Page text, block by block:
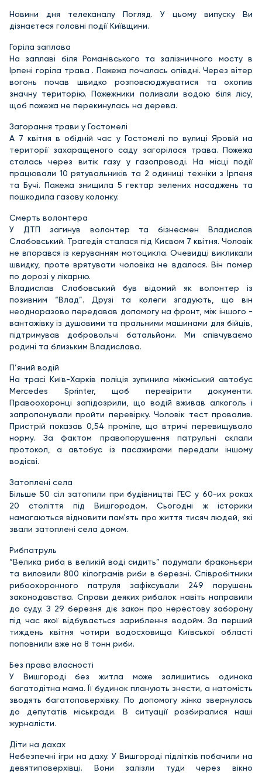
Новини дня телеканалу Погляд. У цьому випуску Ви
дізнаєтеся головні події Київщини.
Горіла заплава
На заплаві біля Романівського та залізничного мосту в
Ірпені горіла трава . Пожежа почалась опівдні. Через вітер
вогонь почав швидко розповсюджуватися та охопив
значну територію. Пожежники поливали водою біля лісу,
щоб пожежа не перекинулась на дерева.
Загорання трави у Гостомелі
А 7 квітня в обідній час у Гостомелі по вулиці Яровій на
території захаращеного саду загорілася трава. Пожежа
сталась через витік газу у газопроводі. На місці події
працювали 10 рятувальників та 2 одиниці техніки з Ірпеня
та Бучі. Пожежа знищила 5 гектар зелених насаджень та
пошкодила газову колонку.
Смерть волонтера
У ДТП загинув волонтер та бізнесмен Владислав
Слабовський. Трагедія сталася під Києвом 7 квітня. Чоловік
не впорався із керуванням мотоцикла. Очевидці викликали
швидку, проте врятувати чоловіка не вдалося. Він помер
по дорозі у лікарню.
Владислав Слабовський був відомий як волонтер із
позивним “Влад”. Друзі та колеги згадують, що він
неодноразово передавав допомогу на фронт, між іншого -
вантажівку із душовими та пральними машинами для бійців,
підтримував добровольчі батальйони. Ми співчуваємо
родині та близьким Владислава.
П’яний водій
На трасі Київ-Харків поліція зупинила міжміський автобус
Mercedes Sprinter, щоб перевірити документи.
Правоохоронці запідозрили, що водій вживав алкоголь і
запропонували пройти перевірку. Чоловік тест провалив.
Пристрій показав 0,54 проміле, що втричі перевищувало
норму. За фактом правопорушення патрульні склали
протокол, а автобус із пасажирами передали іншому
водієві.
Затоплені села
Більше 50 сіл затопили при будівництві ГЕС у 60-их роках
20 століття під Вишгородом. Сьогодні ж історики
намагаються відновити пам'ять про життя тисяч людей, які
звали затоплені села домом.
Рибпатруль
“Велика риба в великій воді сидить” подумали браконьєри
та виловили 800 кілограмів риби в березні. Співробітники
рибоохоронного патруля зафіксували 249 порушень
законодавства. Справи деяких рибалок навіть направили
до суду. З 29 березня діє закон про нерестову заборону
під час якої відбувається зариблення водойм. За перший
тиждень квітня чотири водосховища Київської області
поповнили вже на 8 тонн риби.
Без права власності
У Вишгороді без житла може залишитись одинока
багатодітна мама. Її будинок планують знести, а натомість
зводять багатоповерхівку. По допомогу жінка звернулась
до депутатів міськради. В ситуації розбиралися наші
журналісти.
Діти на дахах
Небезпечні ігри на даху. У Вишгороді підлітків побачили на
девятиповерхівці. Вони залізли туди через вікно